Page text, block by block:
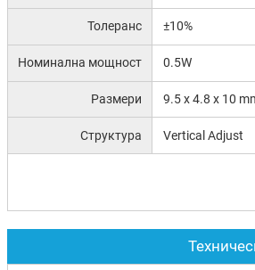
Толеранс ±10%
Номинална мощност 0.5W
Размери 9.5 x 4.8 x 10
Структура Vertical Adjust